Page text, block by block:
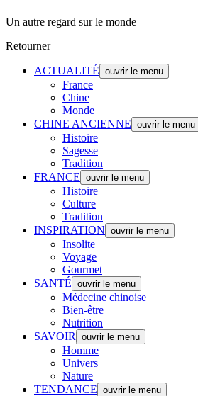
Un autre regard sur le monde
Retourner
ACTUALITÉ ouvrir le menu
France
Chine
Monde
CHINE ANCIENNE ouvrir le menu
Histoire
Sagesse
Tradition
FRANCE ouvrir le menu
Histoire
Culture
Tradition
INSPIRATION ouvrir le menu
Insolite
Voyage
Gourmet
SANTÉ ouvrir le menu
Médecine chinoise
Bien-être
Nutrition
SAVOIR
ouvrir le menu
Homme
Univers
Nature
TENDANCE ouvrir le menu